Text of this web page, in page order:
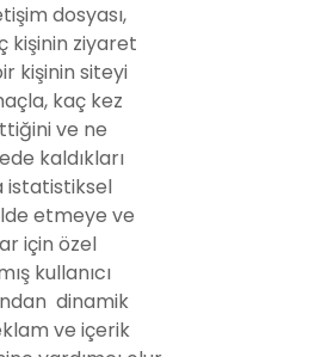
dosyası,
kişinin ziyaret
kişinin siteyi
kaç kez
ve ne
kaldıkları
istatistiksel
etmeye ve
için özel
kullanıcı
dinamik
ve içerik